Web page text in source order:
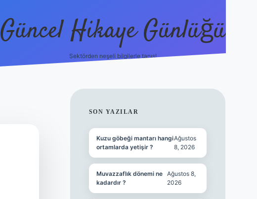
Güncel Hikaye Günlüğü
Sektörden neşeli bilgilerle tanış!
SIDEBAR
SON YAZILAR
Kuzu göbeği mantarı hangi
ortamlarda yetişir ?
Ağustos
8, 2026
Muvazzaflık dönemi ne
kadardır ?
Ağustos 8,
2026